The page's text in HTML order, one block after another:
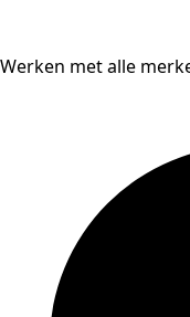
Werken met alle